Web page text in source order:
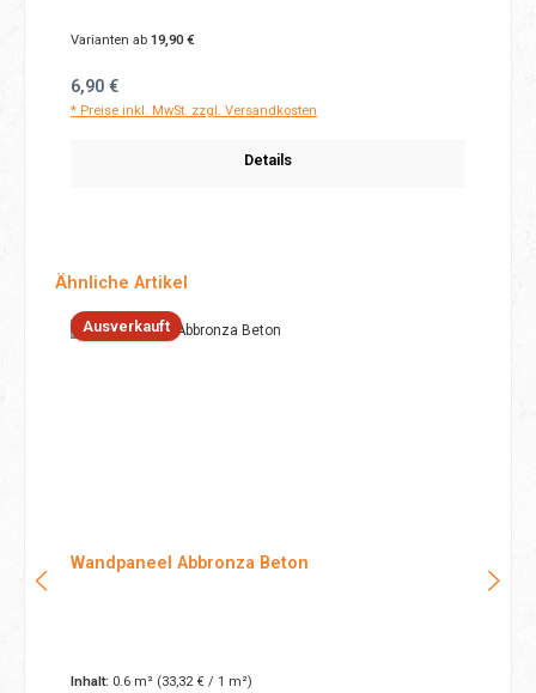
Varianten ab19,90 €
Regulärer Preis:
6,90 €
* Preise inkl. MwSt. zzgl. Versandkosten
Details
Produktgalerie überspringen
Ähnliche Artikel
Ausverkauft
Wandpaneel Abbronza Beton
Inhalt: 0.6 m² (33,32 € / 1 m²)